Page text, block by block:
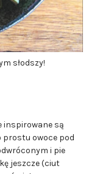
słodszy!
inspirowane są
prostu owoce pod
i pie
jeszcze (ciut